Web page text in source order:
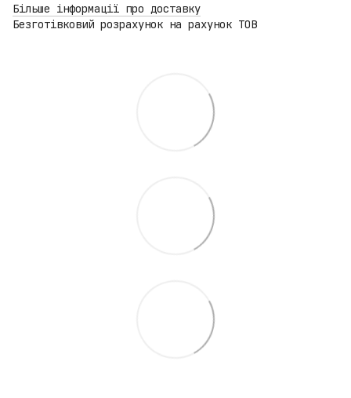
Більше інформації про доставку
Безготівковий розрахунок на рахунок ТОВ